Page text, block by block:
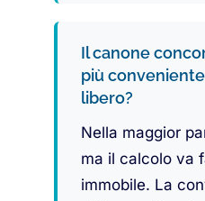
Il canone
più
libero?
Nella maggior
ma il calcolo va
immobile. La